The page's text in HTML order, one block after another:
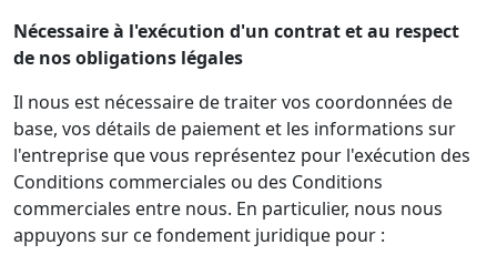
Nécessaire à l'exécution d'un contrat et au respect
de nos obligations légales
Il nous est nécessaire de traiter vos coordonnées de
base, vos détails de paiement et les informations sur
l'entreprise que vous représentez pour l'exécution des
Conditions commerciales ou des Conditions
commerciales entre nous. En particulier, nous nous
appuyons sur ce fondement juridique pour :